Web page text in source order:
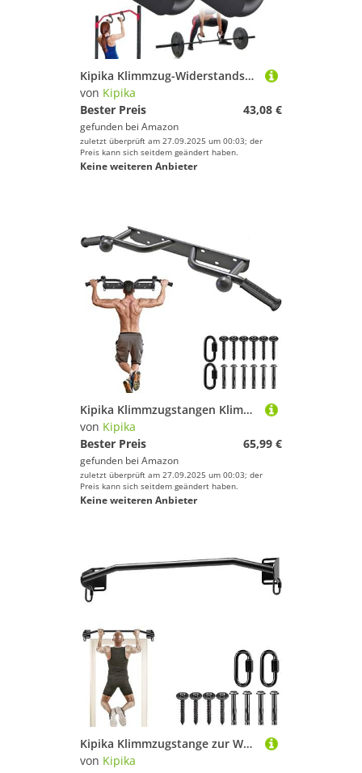
Kipika Klimmzug-Widerstandsbänder Griffe – rutschfeste Schaumstoff-Griffbefestigung für Klimmzugstangen, Langhanteln und Widerstandsbänder – robuste Stretch-Befestigungsgriffe für
von Kipika
Bester Preis
43,08 €
gefunden bei Amazon
zuletzt überprüft am 27.09.2025 um 00:03; der
Preis kann sich seitdem geändert haben.
Keine weiteren Anbieter
Kipika Klimmzugstangen Klimmzugstange Wandmontage Heimturnhalle Pull Up Bar, klimmzugstange Türrahmen für diverse Kraftsport Übungen geeignet, klimmzugstange türrahmenl belastbar bis zu 200 Kg
von Kipika
Bester Preis
65,99 €
gefunden bei Amazon
zuletzt überprüft am 27.09.2025 um 00:03; der
Preis kann sich seitdem geändert haben.
Keine weiteren Anbieter
Kipika Klimmzugstange zur Wandmontage, Pull Up Bar fürs Homegym, türrahmenl belastbar bis zu 200 Kg für diverse Kraftsport Übungen, Portable Fitness pullups Bar, Home Gym System Training
von Kipika